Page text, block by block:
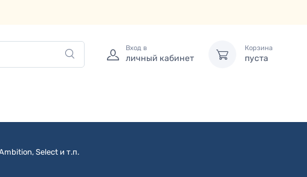
Вход в
личный кабинет
Корзина
пуста
Select и т.п.